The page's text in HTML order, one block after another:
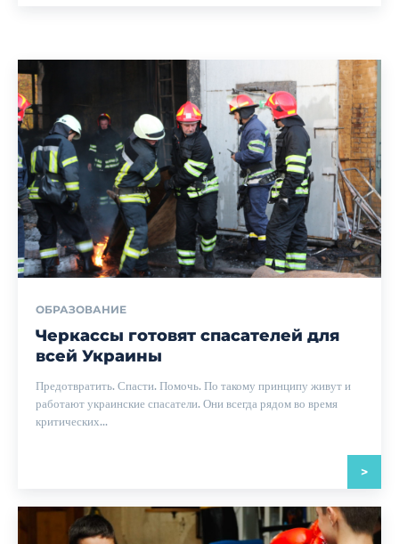
ОБРАЗОВАНИЕ
Черкассы готовят спасателей для
всей Украины
Предотвратить. Спасти. Помочь. По такому принципу живут и
работают украинские спасатели. Они всегда рядом во время
критических...
>